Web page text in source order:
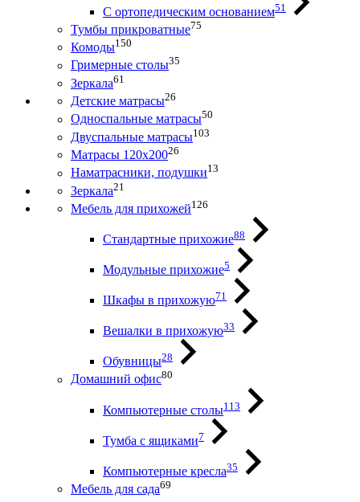
С ортопедическим основанием51
Тумбы прикроватные75
Комоды150
Гримерные столы35
Зеркала61
Детские матрасы26
Односпальные матрасы50
Двуспальные матрасы103
Матрасы 120х20026
Наматрасники, подушки13
Зеркала21
Мебель для прихожей126
Стандартные прихожие88
Модульные прихожие5
Шкафы в прихожую71
Вешалки в прихожую33
Обувницы28
Домашний офис80
Компьютерные столы113
Тумба с ящиками7
Компьютерные кресла35
Мебель для сада69